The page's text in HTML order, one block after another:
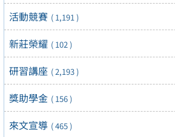
活動競賽 ( 1,191 )
新莊榮耀 ( 102 )
研習講座 ( 2,193 )
獎助學金 ( 156 )
來文宣導 ( 465 )